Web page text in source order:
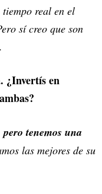
real en el
sí creo que son
¿Invertís en
pero tenemos una
las mejores de su